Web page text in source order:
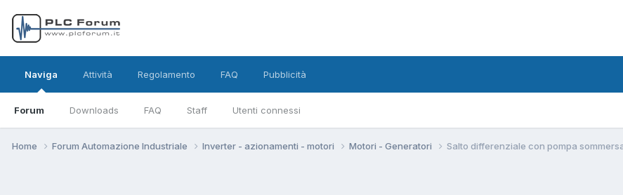
Naviga
Forum Downloads FAQ Staff Utenti connessi
Attività Regolamento FAQ Pubblicità
Home Forum Automazione Industriale Inverter - azionamenti - motori Motori - Generatori Salto differenziale con pompa